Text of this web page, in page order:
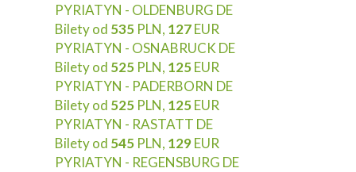
PYRIATYN - OLDENBURG DE
Bilety od 535 PLN, 127EUR
PYRIATYN - OSNABRUCK DE
Bilety od 525 PLN, 125EUR
PYRIATYN - PADERBORN DE
Bilety od 525 PLN, 125EUR
PYRIATYN - RASTATT DE
Bilety od 545 PLN, 129EUR
PYRIATYN - REGENSBURG DE